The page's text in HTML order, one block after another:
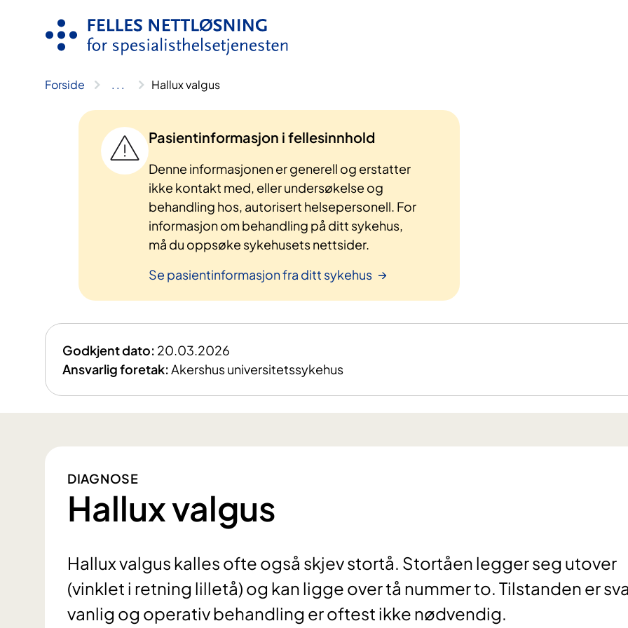
Forside .. . Hallux valgus
Pasientinformasjon i fellesinnhold
Denne informasjonen er generell og erstatter
ikke kontakt med, eller undersøkelse og
behandling hos, autorisert helsepersonell. For
informasjon om behandling på ditt sykehus,
må du oppsøke sykehusets nettsider.
Se pasientinformasjon fra ditt sykehus
Godkjent dato: 20.03.2026
Ansvarlig foretak:Akershus universitetssykehus
DIAGNOSE
Hallux valgus
Hallux valgus kalles ofte også skjev stortå. Stortåen legger seg utover
(vinklet i retning lilletå) og kan ligge over tå nummer to. Tilstanden er
vanlig og operativ behandling er oftest ikke nødvendig.